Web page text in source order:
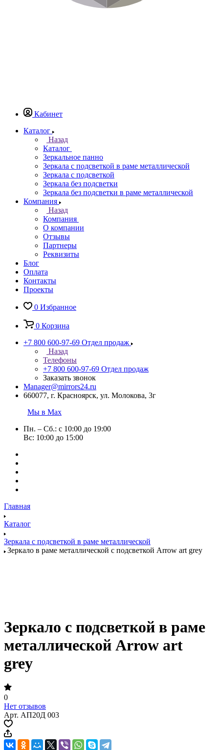
Кабинет
Каталог
Назад
Каталог
Зеркальное панно
Зеркала с подсветкой в раме металлической
Зеркала с подсветкой
Зеркала без подсветки
Зеркала без подсветки в раме металлической
Компания
Назад
Компания
О компании
Отзывы
Партнеры
Реквизиты
Блог
Оплата
Контакты
Проекты
0 Избранное
0 Корзина
+7 800 600-97-69 Отдел продаж
Назад
Телефоны
+7 800 600-97-69 Отдел продаж
Заказать звонок
Manager@mirrors24.ru
660077, г. Красноярск, ул. Молокова, 3г
Мы в Max
Пн. – Сб.: с 10:00 до 19:00
Вс: 10:00 до 15:00
Главная
Каталог
Зеркала с подсветкой в раме металлической
Зеркало в раме металлической с подсветкой Arrow art grey
Зеркало с подсветкой в раме
металлической Arrow art
grey
0
Нет отзывов
Арт. АП20Д 003